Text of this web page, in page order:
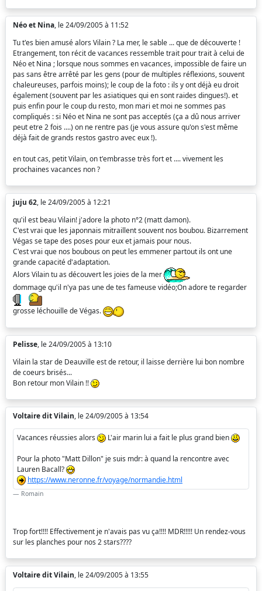
Néo et Nina, le 24/09/2005 à 11:52
Tu t'es bien amusé alors Vilain ? La mer, le sable ... que de découverte !
Etrangement, ton récit de vacances ressemble trait pour trait à celui de
Néo et Nina ; lorsque nous sommes en vacances, impossible de faire un
pas sans être arrêté par les gens (pour de multiples réflexions, souvent
chaleureuses, parfois moins); le coup de la foto : ils y ont déjà eu droit
également (souvent par les asiatiques qui en sont raides dingues!). et
puis enfin pour le coup du resto, mon mari et moi ne sommes pas
compliqués : si Néo et Nina ne sont pas acceptés (ça a dû nous arriver
peut etre 2 fois ....) on ne rentre pas (je vous assure qu'on s'est même
déjà fait de grands restos gastro avec eux !).
en tout cas, petit Vilain, on t'embrasse très fort et .... vivement les
prochaines vacances non ?
juju 62, le 24/09/2005 à 12:21
qu'il est beau Vilain! j'adore la photo n°2 (matt damon).
C'est vrai que les japonnais mitraillent souvent nos boubou. Bizarrement
Végas se tape des poses pour eux et jamais pour nous.
C'est vrai que nos boubous on peut les emmener partout ils ont une
grande capacité d'adaptation.
Alors Vilain tu as découvert les joies de la mer
dommage qu'il n'ya pas une de tes fameuse vidéo;On adore te regarder
grosse léchouille de Végas.
Pelisse, le 24/09/2005 à 13:10
Vilain la star de Deauville est de retour, il laisse derrière lui bon nombre
de coeurs brisés...
Bon retour mon Vilain !!
Voltaire dit Vilain, le 24/09/2005 à 13:54
Vacances réussies alors L'air marin lui a fait le plus grand bien
Pour la photo "Matt Dillon" je suis mdr: à quand la rencontre avec
Lauren Bacall?
https://www.neronne.fr/voyage/normandie.html
Romain
Trop fort!!!! Effectivement je n'avais pas vu ça!!!! MDR!!!!! Un rendez-vous
sur les planches pour nos 2 stars????
Voltaire dit Vilain, le 24/09/2005 à 13:55